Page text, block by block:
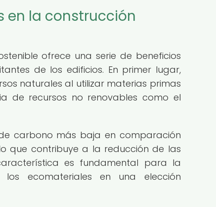
en la construcción
ofrece una serie de beneficios
de los edificios. En primer lugar,
naturales al utilizar materias primas
de recursos no renovables como el
carbono más baja en comparación
que contribuye a la reducción de las
es fundamental para la
ecomateriales en una elección